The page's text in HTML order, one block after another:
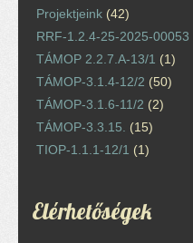
Projektjeink (42)
RRF-1.2.4-25-2025-00053
TÁMOP 2.2.7.A-13/1 (1)
TÁMOP-3.1.4-12/2 (50)
TÁMOP-3.1.6-11/2 (2)
TÁMOP-3.3.15.
(15)
TIOP-1.1.1-12/1 (1)
Elérhetőségek